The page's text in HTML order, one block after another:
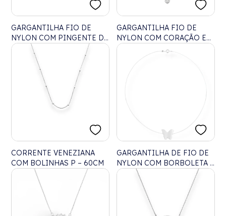
GARGANTILHA FIO DE
NYLON COM PINGENTE DE
ZIRCÔNIA - 40CM
GARGANTILHA FIO DE
NYLON COM CORAÇÃO EM
ZIRCÔNIA - 40CM
CORRENTE VENEZIANA
COM BOLINHAS P – 60CM
GARGANTILHA DE FIO DE
NYLON COM BORBOLETA -
45CM